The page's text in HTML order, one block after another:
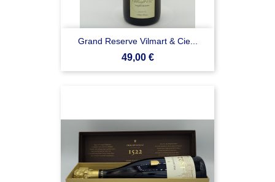
Grand Reserve Vilmart & Cie...
Prezzo
49,00 €